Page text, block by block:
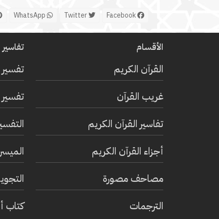
Facebook
Twitter
الأقسام
القرآن الكريم
غريب القرآن
تفاسير القرآن الكريم
أجزاء القرآن الكريم
مصاحف مصورة
الترجمات
تفسير
كتاب